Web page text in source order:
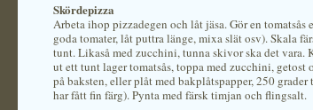
Skördepizza
Arbeta ihop pizzadegen och låt jäsa. Gör en
goda tomater, låt puttra länge, mixa slät osv). Skala
tunt. Likaså med zucchini, tunna skivor ska det vara.
ut ett tunt lager tomatsås, toppa med zucchini, getost
på baksten, eller plåt med bakplåtspapper, 250
har fått fin färg). Pynta med färsk timjan och flingsalt.